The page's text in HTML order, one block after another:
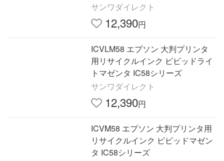
サンワダイレクト
12,390円
ICVLM58 エプソン 大判プリンタ
用リサイクルインク ビビッドライ
トマゼンタ IC58シリーズ
サンワダイレクト
12,390円
ICVM58 エプソン 大判プリンタ用
リサイクルインク ビビッドマゼン
タ IC58シリーズ